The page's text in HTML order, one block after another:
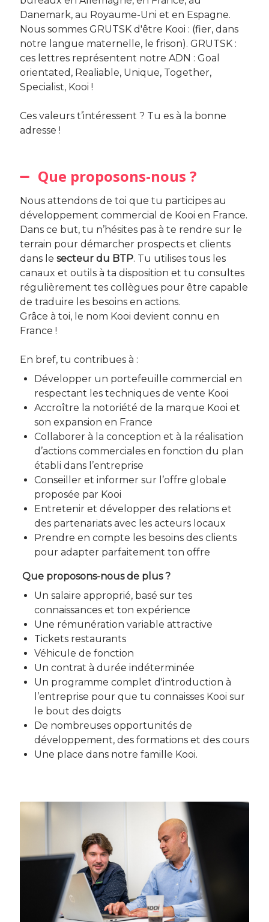
Danemark, au Royaume-Uni et en Espagne.
Nous sommes GRUTSK d'être Kooi : (fier, dans
notre langue maternelle, le frison). GRUTSK :
ces lettres représentent notre ADN : Goal
orientated, Realiable, Unique, Together,
Specialist, Kooi !
Ces valeurs t’intéressent ? Tu es à la bonne
adresse !
Que proposons-nous ?
Nous attendons de toi que tu participes au
développement commercial de Kooi en France.
Dans ce but, tu n’hésites pas à te rendre sur le
terrain pour démarcher prospects et clients
dans le secteur du BTP. Tu utilises tous les
canaux et outils à ta disposition et tu consultes
régulièrement tes collègues pour être capable
de traduire les besoins en actions.
Grâce à toi, le nom Kooi devient connu en
France !
En bref, tu contribues à :
Développer un portefeuille commercial en
respectant les techniques de vente Kooi
Accroître la notoriété de la marque Kooi et
son expansion en France
Collaborer à la conception et à la réalisation
d’actions commerciales en fonction du plan
établi dans l’entreprise
Conseiller et informer sur l’offre globale
proposée par Kooi
Entretenir et développer des relations et
des partenariats avec les acteurs locaux
Prendre en compte les besoins des clients
pour adapter parfaitement ton offre
Que proposons-nous de plus ?
Un salaire approprié, basé sur tes
connaissances et ton expérience
Une rémunération variable attractive
Tickets restaurants
Véhicule de fonction
Un contrat à durée indéterminée
Un programme complet d'introduction à
l’entreprise pour que tu connaisses Kooi sur
le bout des doigts
De nombreuses opportunités de
développement, des formations et des cours
Une place dans notre famille Kooi.